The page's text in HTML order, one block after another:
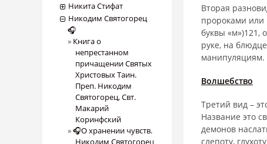
Вторая
пророками или
буквы «м»)121,
руке, на
манипуляциям.
Волшебство
Третий вид –
Название это
демонов
слепоту,
Никита Стифат
Никодим Святогорец
🎧
Книга о
непрестанном
причащении Святых
Христовых Таин.
Преп. Никодим
Святогорец, Свт.
Макарий
Коринфский
🎧О хранении чувств.
Никодим Святогорец